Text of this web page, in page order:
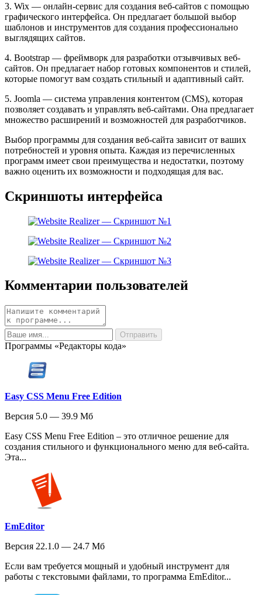
3. Wix — онлайн-сервис для создания веб-сайтов с помощью
графического интерфейса. Он предлагает большой выбор
шаблонов и инструментов для создания профессионально
выглядящих сайтов.
4. Bootstrap — фреймворк для разработки отзывчивых веб-
сайтов. Он предлагает набор готовых компонентов и стилей,
которые помогут вам создать стильный и адаптивный сайт.
5. Joomla — система управления контентом (CMS), которая
позволяет создавать и управлять веб-сайтами. Она предлагает
множество расширений и возможностей для разработчиков.
Выбор программы для создания веб-сайта зависит от ваших
потребностей и уровня опыта. Каждая из перечисленных
программ имеет свои преимущества и недостатки, поэтому
важно оценить их возможности и подходящая для вас.
Скриншоты интерфейса
Комментарии пользователей
Программы «Редакторы кода»
Easy CSS Menu Free Edition
Версия 5.0 — 39.9 Мб
Easy CSS Menu Free Edition – это отличное решение для
создания стильного и функционального меню для веб-сайта.
Эта...
EmEditor
Версия 22.1.0 — 24.7 Мб
Если вам требуется мощный и удобный инструмент для
работы с текстовыми файлами, то программа EmEditor...